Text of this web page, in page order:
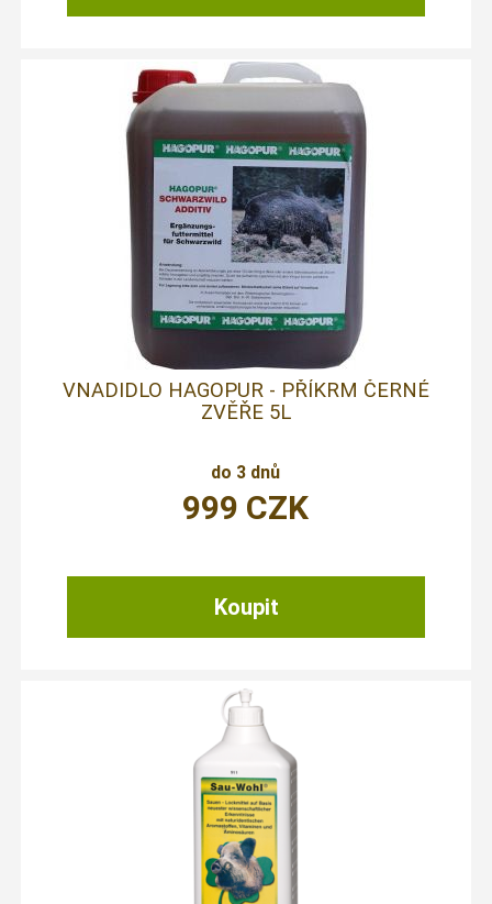
VNADIDLO HAGOPUR - PŘÍKRM ČERNÉ
ZVĚŘE 5L
do 3 dnů
999 CZK